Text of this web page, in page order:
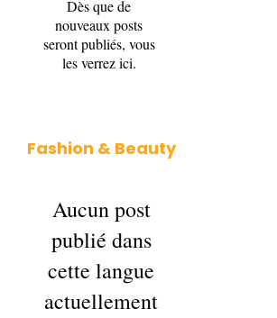
Dès que de
nouveaux posts
seront publiés, vous
les verrez ici.
Fashion & Beauty
Aucun post
publié dans
cette langue
actuellement